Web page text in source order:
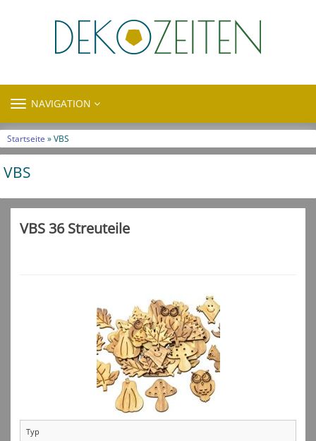
TOGGLE
NAVIGATION
Startseite » VBS
VBS
VBS 36 Streuteile
Typ